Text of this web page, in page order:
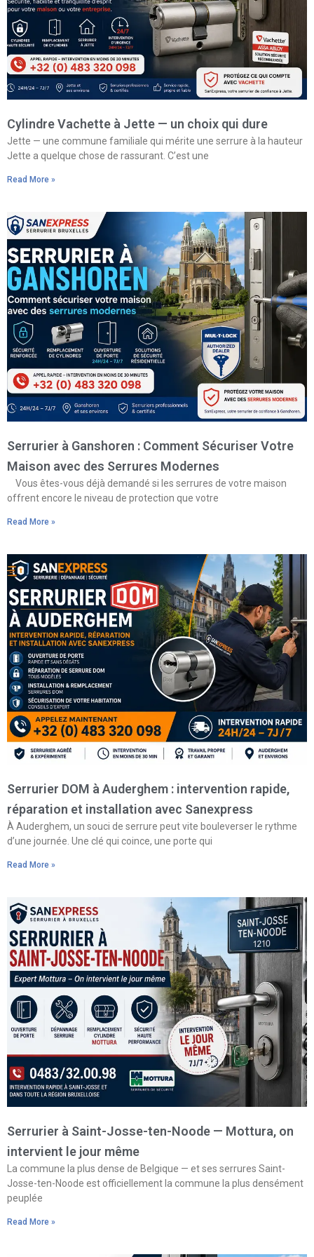
Cylindre Vachette à Jette — un choix qui dure
Jette — une commune familiale qui mérite une serrure à la hauteur
Jette a quelque chose de rassurant. C’est une
Read More »
Serrurier à Ganshoren : Comment Sécuriser Votre
Maison avec des Serrures Modernes
Vous êtes-vous déjà demandé si les serrures de votre maison
offrent encore le niveau de protection que votre
Read More »
Serrurier DOM à Auderghem : intervention rapide,
réparation et installation avec Sanexpress
À Auderghem, un souci de serrure peut vite bouleverser le rythme
d’une journée. Une clé qui coince, une porte qui
Read More »
Serrurier à Saint-Josse-ten-Noode — Mottura, on
intervient le jour même
La commune la plus dense de Belgique — et ses serrures Saint-
Josse-ten-Noode est officiellement la commune la plus densément
peuplée
Read More »